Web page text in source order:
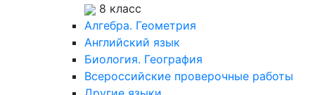
8 класс
Алгебра. Геометрия
Английский язык
Биология. География
Всероссийские проверочные работы